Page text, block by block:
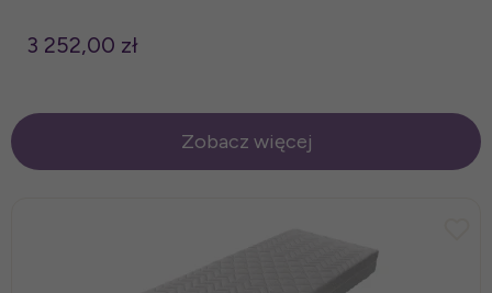
3 252,00 zł
Zobacz więcej